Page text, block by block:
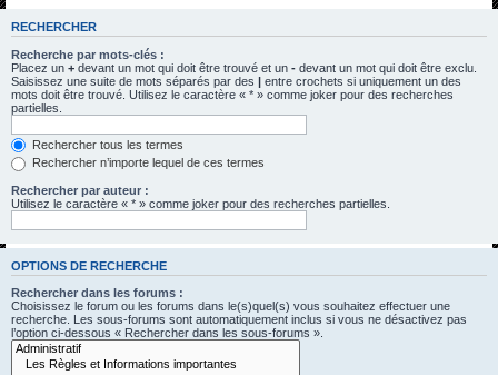
e
RECHERCHER
Recherche par mots-clés :
Placez un + devant un mot qui doit être trouvé et un - devant un mot qui doit être exclu.
Saisissez une suite de mots séparés par des | entre crochets si uniquement un des
mots doit être trouvé. Utilisez le caractère « * » comme joker pour des recherches
partielles.
Rechercher tous les termes
Rechercher n’importe lequel de ces termes
Rechercher par auteur :
Utilisez le caractère « * » comme joker pour des recherches partielles.
OPTIONS DE RECHERCHE
Rechercher dans les forums :
Choisissez le forum ou les forums dans le(s)quel(s) vous souhaitez effectuer une
recherche. Les sous-forums sont automatiquement inclus si vous ne désactivez pas
l’option ci-dessous « Rechercher dans les sous-forums ».